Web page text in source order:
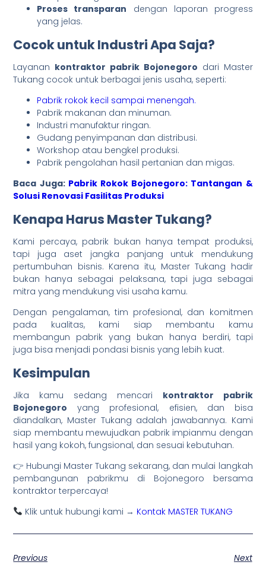
Proses transparan dengan laporan progress
yang jelas.
Cocok untuk Industri Apa Saja?
Layanan kontraktor pabrik Bojonegoro dari Master
Tukang cocok untuk berbagai jenis usaha, seperti:
Pabrik rokok kecil sampai menengah.
Pabrik makanan dan minuman.
Industri manufaktur ringan.
Gudang penyimpanan dan distribusi.
Workshop atau bengkel produksi.
Pabrik pengolahan hasil pertanian dan migas.
Baca Juga: Pabrik Rokok Bojonegoro: Tantangan &
Solusi Renovasi Fasilitas Produksi
Kenapa Harus Master Tukang?
Kami percaya, pabrik bukan hanya tempat produksi,
tapi juga aset jangka panjang untuk mendukung
pertumbuhan bisnis. Karena itu, Master Tukang hadir
bukan hanya sebagai pelaksana, tapi juga sebagai
mitra yang mendukung visi usaha kamu.
Dengan pengalaman, tim profesional, dan komitmen
pada kualitas, kami siap membantu kamu
membangun pabrik yang bukan hanya berdiri, tapi
juga bisa menjadi pondasi bisnis yang lebih kuat.
Kesimpulan
Jika kamu sedang mencari kontraktor pabrik
Bojonegoro yang profesional, efisien, dan bisa
diandalkan, Master Tukang adalah jawabannya. Kami
siap membantu mewujudkan pabrik impianmu dengan
hasil yang kokoh, fungsional, dan sesuai kebutuhan.
👉 Hubungi Master Tukang sekarang, dan mulai langkah
pembangunan pabrikmu di Bojonegoro bersama
kontraktor terpercaya!
Klik untuk hubungi kami → Kontak MASTER TUKANG
Previous Next